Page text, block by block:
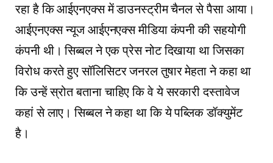
रहा है कि आईएनएक्स में डाउनस्ट्रीम चैनल से पैसा आया।
आईएनएक्स न्यूज आईएनएक्स मीडिया कंपनी की सहयोगी
कंपनी थी। सिब्बल ने एक प्रेस नोट दिखाया था जिसका
विरोध करते हुए सॉलिसिटर जनरल तुषार मेहता ने कहा था
कि उन्हें स्रोत बताना चाहिए कि वे ये सरकारी दस्तावेज
कहां से लाए। सिब्बल ने कहा था कि ये पब्लिक डॉक्युमेंट
है।